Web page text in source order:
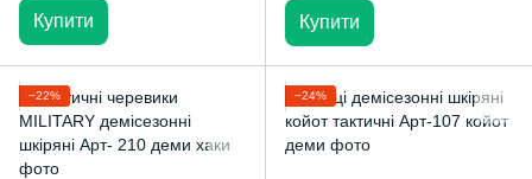
Купити Купити
−22% −24%